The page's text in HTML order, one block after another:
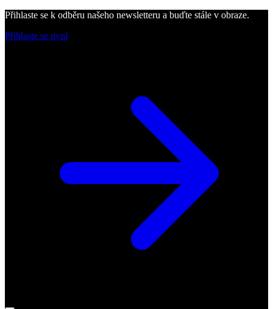
Přihlaste se k odběru našeho newsletteru a buďte stále v obraze.
Přihlaste se nyní